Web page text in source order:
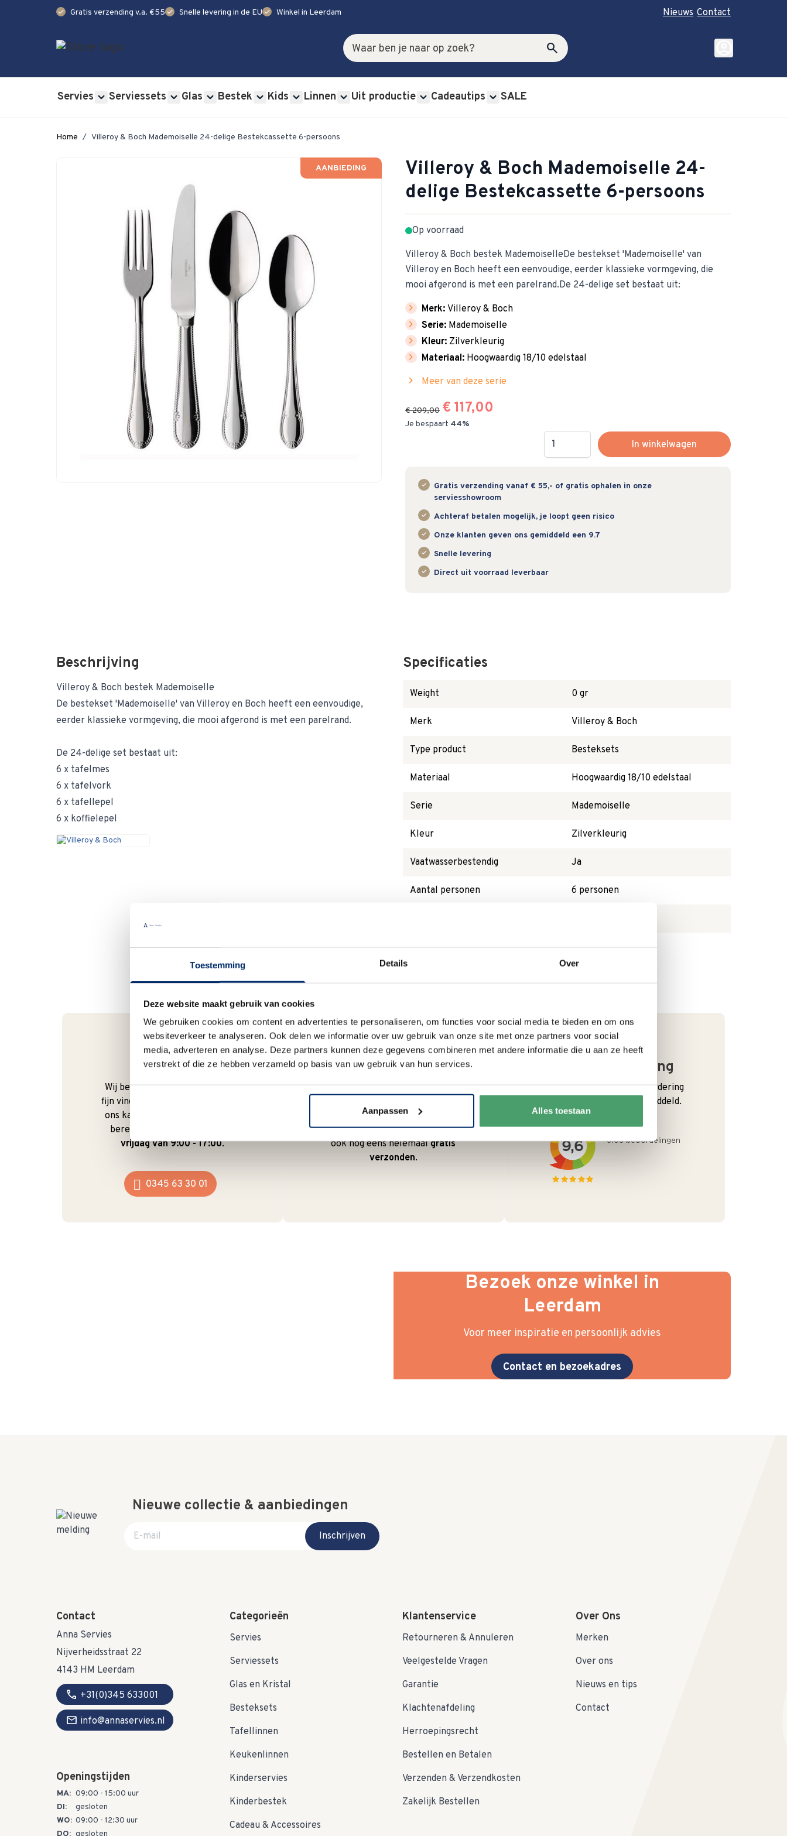
Toestemming Details Over
Deze website maakt gebruik van cookies
We gebruiken cookies om content en advertenties te personaliseren, om functies voor social media te bieden en om ons
websiteverkeer te analyseren. Ook delen we informatie over uw gebruik van onze site met onze partners voor social
media, adverteren en analyse. Deze partners kunnen deze gegevens combineren met andere informatie die u aan ze heeft
verstrekt of die ze hebben verzameld op basis van uw gebruik van hun services.
Aanpassen Alles toestaan
check Gratis verzending v.a. €55check Snelle levering in de EUcheck Winkel in Leerdam Nieuws Contact
Zoek
search
Servies Serviessets Glas Bestek Kids Linnen Uit productie Cadeautips SALE
account_circle
Home / Villeroy & Boch Mademoiselle 24-delige Bestekcassette 6-persoons
Villeroy & Boch Mademoiselle 24-
delige Bestekcassette 6-persoons
AANBIEDING
Op voorraad
Villeroy & Boch bestek MademoiselleDe bestekset 'Mademoiselle' van
Villeroy en Boch heeft een eenvoudige, eerder klassieke vormgeving, die
mooi afgerond is met een parelrand.De 24-delige set bestaat uit:
chevron_right Merk: Villeroy & Boch
chevron_right Serie: Mademoiselle
chevron_right Kleur: Zilverkleurig
chevron_right Materiaal: Hoogwaardig 18/10 edelstaal
chevron_right Meer van deze serie
€ 209,00 € 117,00
Je bespaart 44%
Hoeveelheid
In winkelwagen
Gratis verzending vanaf € 55,- of gratis ophalen in onze
serviesshowroom
Achteraf betalen mogelijk, je loopt geen risico
Onze klanten geven ons gemiddeld een 9.7
Snelle levering
Direct uit voorraad leverbaar
Beschrijving
Villeroy & Boch bestek Mademoiselle
De bestekset 'Mademoiselle' van Villeroy en Boch heeft een eenvoudige,
eerder klassieke vormgeving, die mooi afgerond is met een parelrand.
De 24-delige set bestaat uit:
6 x tafelmes
6 x tafelvork
6 x tafellepel
6 x koffielepel
Specificaties
Weight 0 gr
Merk Villeroy & Boch
Type product Besteksets
Materiaal Hoogwaardig 18/10 edelstaal
Serie Mademoiselle
Kleur Zilverkleurig
Vaatwasserbestendig Ja
Aantal personen 6 personen
WaaromAnna?
Bel gerust
Wij begrijpen dat je als klant het
fijn vindt om te kunnen bellen. Bij
ons kan dat ook gewoon. We zijn
bereikbaar van
vrijdag van 9:00 - 17:00.
0345 63 30 01
Duurzaam
We verpakken onze producten
hergebruikt karton en papier.
Vanaf € 55,-wordt jouw bestelling
ook nog eens helemaalgratis
verzonden.
Goede waardering
We krijgen een goede waardering
van Onze klanten. 9+ gemiddeld.
Bezoek onze winkel in
Leerdam
Voor meer inspiratie en persoonlijk advies
Contact en bezoekadres
Nieuwe collectie & aanbiedingen
E-mail adres
Inschrijven
Contact
Anna Servies
Nijverheidsstraat 22
4143 HM Leerdam
call +31(0)345 633001
mail info@annaservies.nl
Openingstijden
MA: 09:00 - 15:00 uur
DI:
gesloten
WO: 09:00 - 12:30 uur
DO: gesloten
Categorieën
Servies
Serviessets
Glas en Kristal
Besteksets
Tafellinnen
Keukenlinnen
Kinderservies
Kinderbestek
Cadeau & Accessoires
Klantenservice
Retourneren & Annuleren
Veelgestelde Vragen
Garantie
Klachtenafdeling
Herroepingsrecht
Bestellen en Betalen
Verzenden & Verzendkosten
Zakelijk Bestellen
Over Ons
Merken
Over ons
Nieuws en tips
Contact